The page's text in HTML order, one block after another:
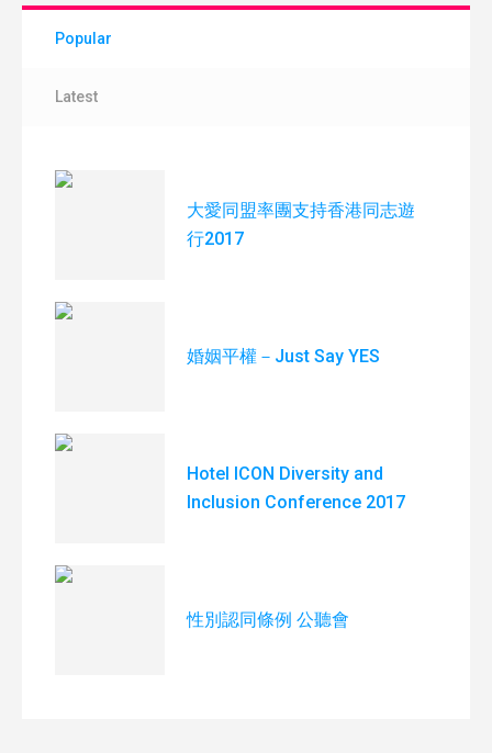
Popular
Latest
大愛同盟率團支持香港同志遊
行2017
婚姻平權－Just Say YES
Hotel ICON Diversity and
Inclusion Conference 2017
性別認同條例 公聽會